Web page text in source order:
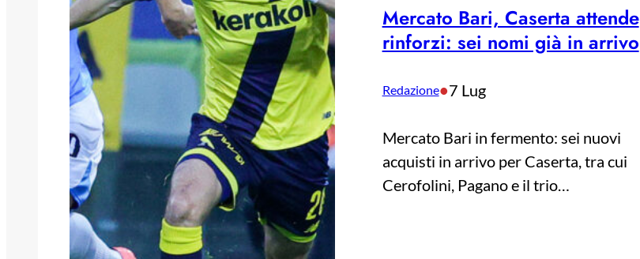
Mercato Bari, Caserta attende
rinforzi: sei nomi già in arrivo
Redazione•7 Lug
Mercato Bari in fermento: sei nuovi
acquisti in arrivo per Caserta, tra cui
Cerofolini, Pagano e il trio…